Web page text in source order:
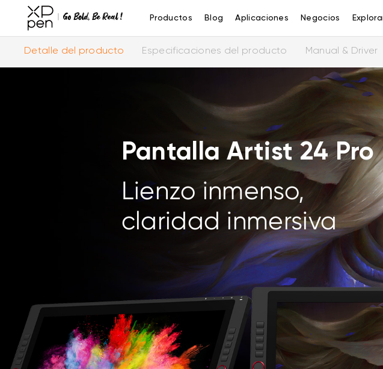
Productos Blog Aplicaciones Negocios
Detalle del producto Especificaciones del producto Manual & Driver
Pantalla Artist 24 Pro
Lienzo inmenso,
claridad inmersiva